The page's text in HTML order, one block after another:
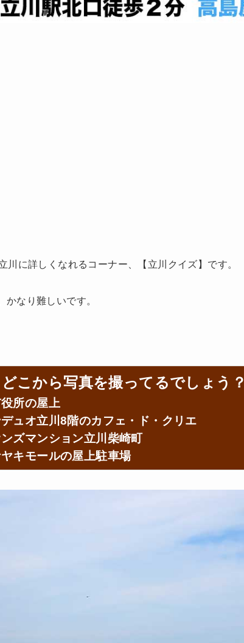
川に詳しくなれるコーナー、【立川クイズ】です。
かなり難しいです。
どこから写真を撮ってるでしょう？
所の屋上
デュオ立川8階のカフェ・ド・クリエ
ズマンション立川柴崎町
キモールの屋上駐車場